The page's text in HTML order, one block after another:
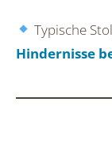
Typische
Hindernisse